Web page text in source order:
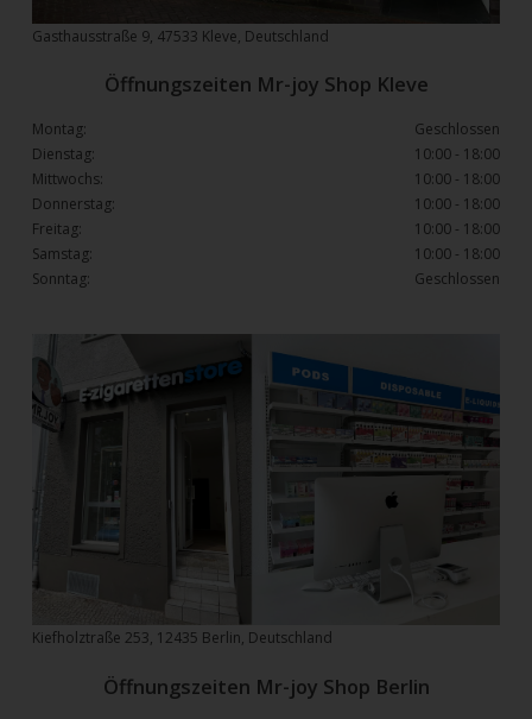
Gasthausstraße 9, 47533 Kleve, Deutschland
Kiefholztraße 253, 12435 Berlin, Deutschland
Öffnungszeiten Mr-joy Shop Kleve
Montag:
Geschlossen
Dienstag:
10:00 - 18:00
Mittwochs:
10:00 - 18:00
Donnerstag:
10:00 - 18:00
Freitag:
10:00 - 18:00
Samstag:
10:00 - 18:00
Sonntag:
Geschlossen
Öffnungszeiten Mr-joy Shop Berlin